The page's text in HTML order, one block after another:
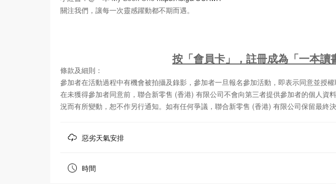
關注我們，讓每一次靈感躍動都不期而遇。
按「會員卡」，註冊成為「一本
條款及細則：
參加者在活動過程中有機會被拍攝及錄影，參加者一旦報名參加活動，即表示同意並授
在未獲得參加者同意前，聯合新零售 (香港) 有限公司不會向第三者提供參加者的個人
況而有所變動，恕不作另行通知。如有任何爭議，聯合新零售 (香港) 有限公司保留最終決
惡劣天氣安排
時間